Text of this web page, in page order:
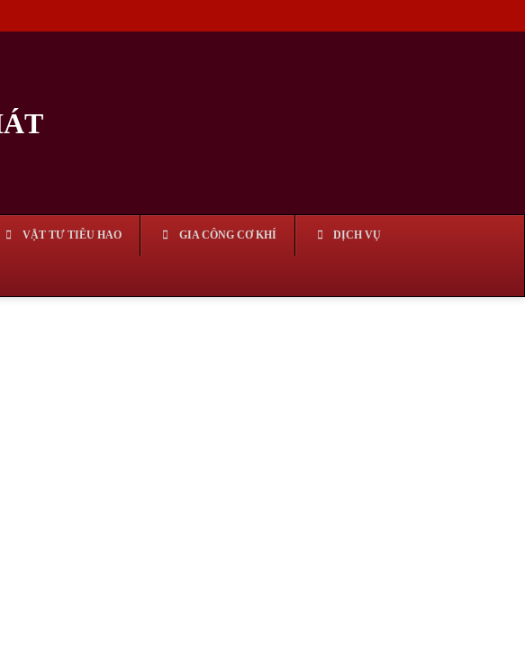
VẬT TƯ TIÊU HAO GIA CÔNG CƠ KHÍ DỊCH VỤ